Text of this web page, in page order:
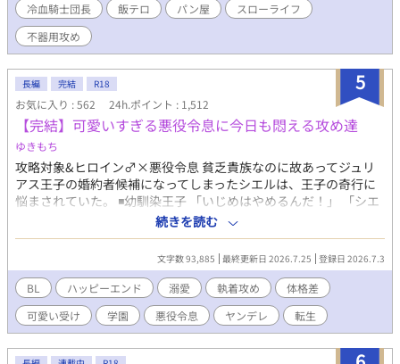
てノアは辺境の町で、小さなパン屋《白猫ベーカリー》を開く。
焼きたてのミルクパン、焦がしバター塩パン、森苺のジャムパ
ン。 ようやく手に入れた平穏なスローライフ。 ……のはずだっ
団長アゼル・グレイヴ。 無口。 無表情。 目つきが怖い。 なのに
彼は、毎朝誰より早く店に来て、ノアのパンを大量に買ってい
く。 「今日も来たんですか？」 「来た」 「昨日も一昨日も来まし
たよね」 「明日も来る」 ノアは思った。 この人、よほどパンが
好きなんだな、と。 しかしアゼルが見ているのは、パンだけでは
なかった。 ノアが疲れていれば黙って手伝い、王都からの嫌がら
せには無表情で圧をかけ、元婚約者の王子が現れれば静かに剣の
柄へ手を置く。 「この店に手を出すな。ノアにもだ」 パン目当て
だと思い込む悪役令息と、店主ごと囲い込みたい冷血騎士団長。
婚約破棄から始まる、飯テロ異世界BLラブコメ。
冷血騎士団長
飯テロ パン屋
スローライフ
不器用攻め
5
長編 完結 R18
お気に入り : 562 24h.ポイント : 1,512
【完結】可愛いすぎる悪役令息に今日も悶える攻め達
ゆきもち
攻略対象&ヒロイン♂×悪役令息 貧乏貴族なのに故あってジュリ
アス王子の婚約者候補になってしまったシエルは、王子の奇行に
悩まされていた。 ◾️幼馴染王子 「いじめはやめるんだ！」 「シエ
ルは、嫉妬してこんな事したんだよな？」 ※設定のせいで最初は
空回りのやらかしばかりです。かっこいい攻めではありません
が、シエルへの愛は誰にも負けません！ ◾️ヒロイン♂ 注意！中身
はバリタチ 「セックスはスポーツだよ♪」 ◾️過保護な従者 「お前
は俺がいないと、何にも出来ないんだから」 ◾️弟（転生者） 「ー
ー 兄さんは僕が幸せにする！」 ◾️騎士団長の息子 「俺は貴方
の守護騎士です」 果たしてシエルは幸せになる事が出来るの
か……？ ★最終的には、やらかし王子とハッピーエンド予定で
す。 注意！ がっつり本番はありませんが、随所に、匂わせ、エ
続きを読む
文字数 93,885 最終更新日 2026.7.25 登録日 2026.7.3
BL ハッピーエンド 溺愛 執着攻め
体格差
可愛い受け
学園 悪役令息 ヤンデレ 転生